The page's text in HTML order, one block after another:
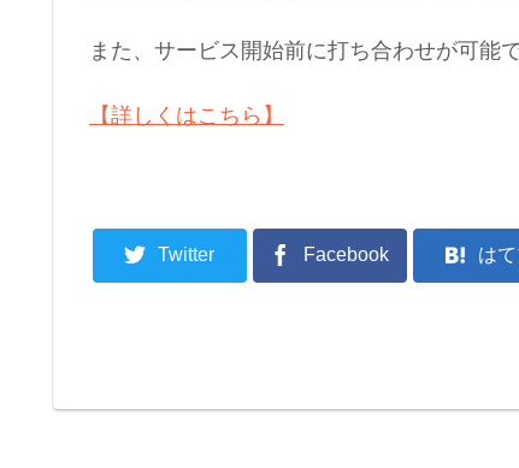
また、サービス開始前に打ち合わせが可能
【詳しくはこちら】
Twitter Facebook は